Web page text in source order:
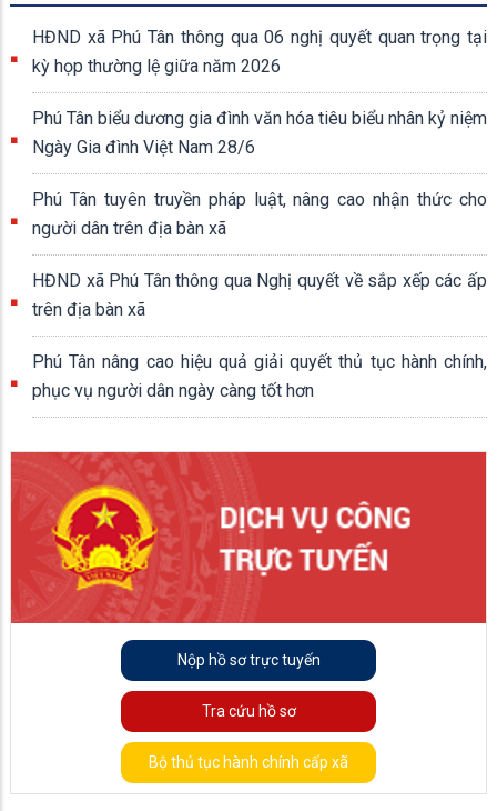
HĐND xã Phú Tân thông qua 06 nghị quyết quan trọng tại
kỳ họp thường lệ giữa năm 2026
Phú Tân biểu dương gia đình văn hóa tiêu biểu nhân kỷ niệm
Ngày Gia đình Việt Nam 28/6
Phú Tân tuyên truyền pháp luật, nâng cao nhận thức cho
người dân trên địa bàn xã
HĐND xã Phú Tân thông qua Nghị quyết về sắp xếp các ấp
trên địa bàn xã
Phú Tân nâng cao hiệu quả giải quyết thủ tục hành chính,
phục vụ người dân ngày càng tốt hơn
Nộp hồ sơ trực tuyến
Tra cứu hồ sơ
Bộ thủ tục hành chính cấp xã